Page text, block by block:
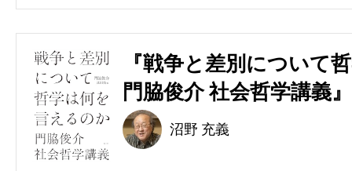
『戦争と差別について
門脇俊介 社会哲学講義
沼野 充義